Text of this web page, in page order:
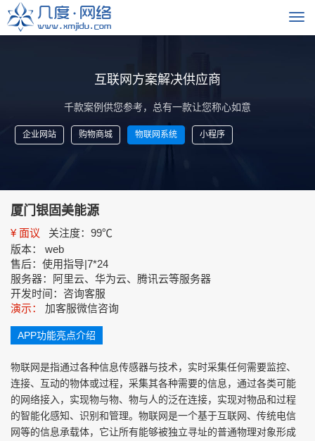
互联网方案解决供应商
千款案例供您参考，总有一款让您称心如意
企业网站 购物商城 物联网系统 小程序
厦门银固美能源
¥ 面议
关注度：99℃
版本：
web
售后： 使用指导|7*24
服务器：
阿里云、华为云、腾讯云等服务器
开发时间： 咨询客服
演示：
加客服微信咨询
APP功能亮点介绍
物联网是指通过各种信息传感器与技术，实时采集任何需要监控、
连接、互动的物体或过程，采集其各种需要的信息，通过各类可能
的网络接入，实现物与物、物与人的泛在连接，实现对物品和过程
的智能化感知、识别和管理。物联网是一个基于互联网、传统电信
网等的信息承载体，它让所有能够被独立寻址的普通物理对象形成